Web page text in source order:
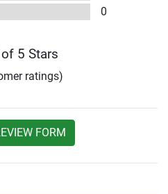
0
of 5 Stars
ratings)
FORM